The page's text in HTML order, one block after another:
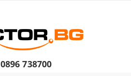
0896 738700